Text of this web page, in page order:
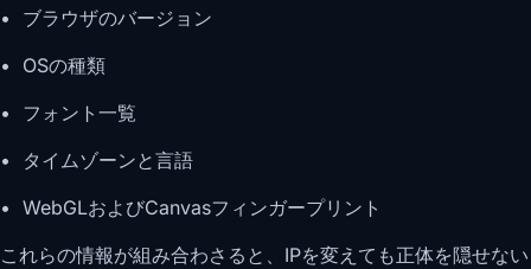
• ブラウザのバージョン
• OSの種類
• フォント一覧
• タイムゾーンと言語
• WebGLおよびCanvasフィンガープリント
これらの情報が組み合わさると、IPを変えても正体を隠せない